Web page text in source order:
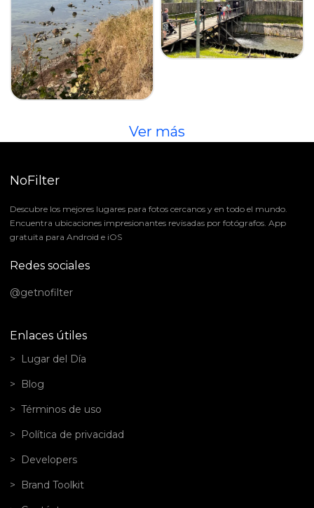
Ver más
NoFilter
Descubre los mejores lugares para fotos cercanos y en todo el mundo.
Encuentra ubicaciones impresionantes revisadas por fotógrafos. App
gratuita para Android e iOS
Redes sociales
@getnofilter
Enlaces útiles
Lugar del Día
Blog
Términos de uso
Política de privacidad
Developers
Brand Toolkit